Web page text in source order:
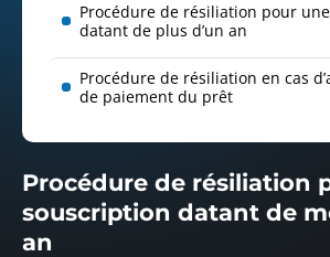
Procédure de résiliation pour
datant de plus d’un an
Procédure de résiliation en cas
de paiement du prêt
Procédure de résiliation
souscription datant de
an